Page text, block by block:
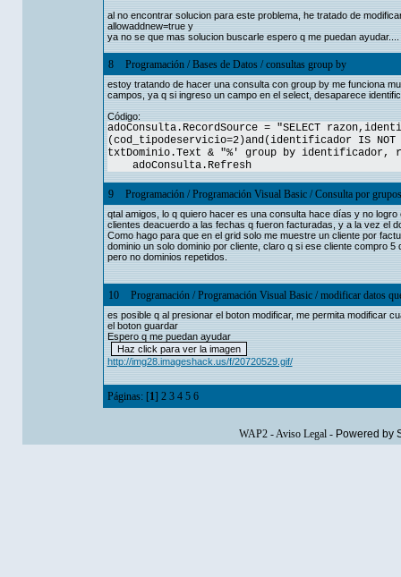
al no encontrar solucion para este problema, he tratado de
allowaddnew=true y
ya no se que mas solucion buscarle espero q me puedan
8 Programación/Bases de Datos/consultas group by
estoy tratando de hacer una consulta con group by me funciona
campos, ya q si ingreso un campo en el select, desaparece
Código:
adoConsulta.RecordSource = "SELECT
(cod_tipodeservicio=2)and(identificador IS
txtDominio.Text & "%' group by identificador,
adoConsulta.Refresh
9 Programación/Programación Visual Basic/Consulta por grupos
qtal amigos, lo q quiero hacer es una consulta hace días y no
clientes deacuerdo a las fechas q fueron facturadas, y a la vez el
Como hago para que en el grid solo me muestre un cliente por
dominio un solo dominio por cliente, claro q si ese cliente compro
pero no dominios repetidos.
10 Programación/Programación Visual Basic/modificar datos
es posible q al presionar el boton modificar, me permita modificar
el boton guardar
Espero q me puedan ayudar
http://img28.imageshack.us/f/20720529.gif/
Páginas: [1] 2 3 4 5 6
WAP2-Aviso Legal- Powered by